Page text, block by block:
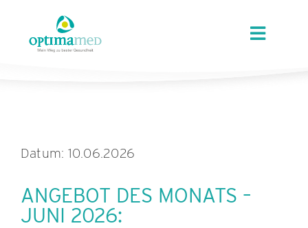
content
Toggle
ANGEBOTE
Datum: 10.06.2026
ANGEBOT DES MONATS –
JUNI 2026: